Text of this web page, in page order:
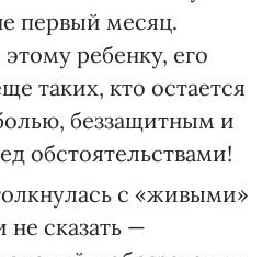
первый месяц.
ребенку, его
таких, кто остается
беззащитным и
обстоятельствами!
с «живыми»
не сказать —